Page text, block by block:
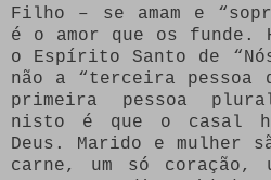
Filho – se amam e
é o amor que os funde.
o Espírito Santo de
não a “terceira pessoa
primeira pessoa
nisto é que o casal
Deus. Marido e mulher
carne, um só coração,